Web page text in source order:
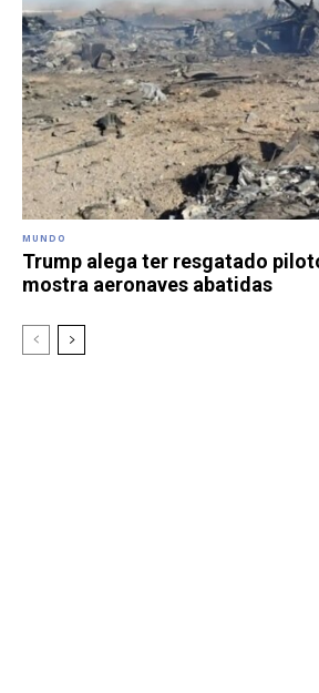
MUNDO
Trump alega ter resgatado
mostra aeronaves abatidas